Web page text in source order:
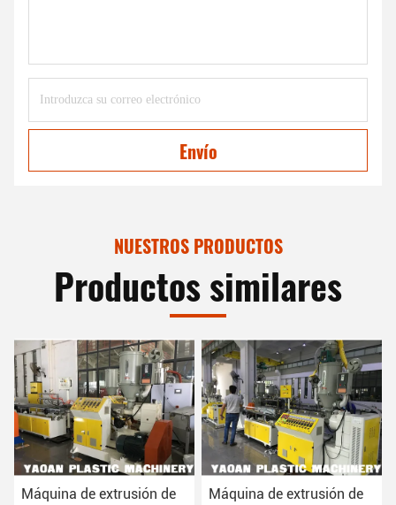
Envío
NUESTROS PRODUCTOS
Productos similares
Máquina de extrusión de
Máquina de extrusión de